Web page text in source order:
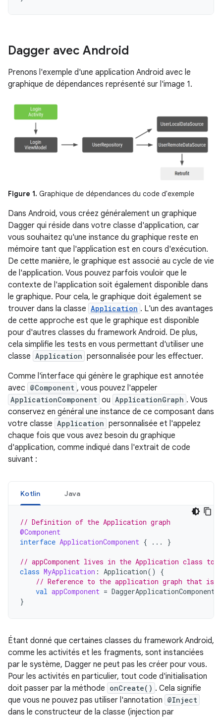
Dagger avec Android
Prenons l'exemple d'une application Android avec le
graphique de dépendances représenté sur l'image 1.
Figure 1. Graphique de dépendances du code d'exemple
Dans Android, vous créez généralement un graphique
Dagger qui réside dans votre classe d'application, car
vous souhaitez qu'une instance du graphique reste en
mémoire tant que l'application est en cours d'exécution.
De cette manière, le graphique est associé au cycle de vie
de l'application. Vous pouvez parfois vouloir que le
contexte de l'application soit également disponible dans
le graphique. Pour cela, le graphique doit également se
trouver dans la classe Application . L'un des avantages
de cette approche est que le graphique est disponible
pour d'autres classes du framework Android. De plus,
cela simplifie les tests en vous permettant d'utiliser une
classe Application personnalisée pour les effectuer.
Comme l'interface qui génère le graphique est annotée
avec @Component , vous pouvez l'appeler
ApplicationComponent ou ApplicationGraph . Vous
conservez en général une instance de ce composant dans
votre classe Application personnalisée et l'appelez
chaque fois que vous avez besoin du graphique
d'application, comme indiqué dans l'extrait de code
suivant :
Kotlin Java
// Definition of the Application graph
@Component
interface ApplicationComponent { ... }
// appComponent lives in the Application class
class MyApplication : Application()
{
// Reference to the application graph that is
val appComponent = DaggerApplicationComponent
}
Étant donné que certaines classes du framework Android,
comme les activités et les fragments, sont instanciées
par le système, Dagger ne peut pas les créer pour vous.
Pour les activités en particulier, tout code d'initialisation
doit passer par la méthode onCreate() . Cela signifie
que vous ne pouvez pas utiliser l'annotation @Inject
dans le constructeur de la classe (injection par